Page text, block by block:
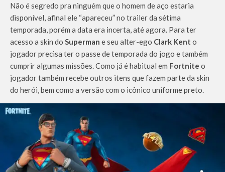
Não é segredo pra ninguém que o homem de aço estaria
disponível, afinal ele “apareceu” no trailer da sétima
temporada, porém a data era incerta, até agora. Para ter
acesso a skin do Superman e seu alter-ego Clark Kent o
jogador precisa ter o passe de temporada do jogo e também
cumprir algumas missões. Como já é habitual em Fortnite o
jogador também recebe outros itens que fazem parte da skin
do herói, bem como a versão com o icônico uniforme preto.